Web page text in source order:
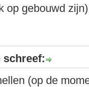
op gebouwd
schreef:
(op de